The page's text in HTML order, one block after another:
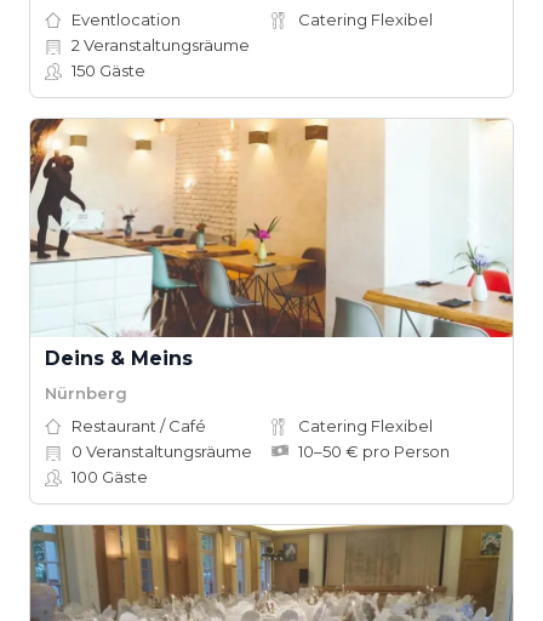
Eventlocation
Catering Flexibel
2 Veranstaltungsräume
150 Gäste
Deins & Meins
Nürnberg
Restaurant / Café
Catering Flexibel
0 Veranstaltungsräume
10–50 € pro Person
100 Gäste